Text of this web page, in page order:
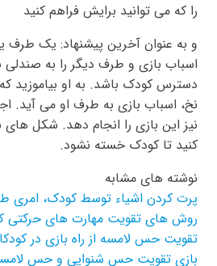
را که می توانید برایش فراهم کنید
و به عنوان آخرین پیشنهاد: یک طرف
اسباب بازی و طرف دیگر را به صندلی
دسترس کودک باشد. به او بیاموزید
نخ، اسباب بازی به طرف او می آید.
نیز این بازی را انجام دهد. شکل
کنید تا کودک خسته نشود.
نوشته های مشابه
پرت کردن اشیاء توسط کودک، امری
روش های تقویت مهارت های حرکتی
تقویت حس لامسه از راه بازی در
بازی تقویت حس شنوایی و حس